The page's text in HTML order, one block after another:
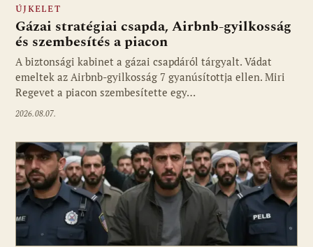
ÚJKELET
Gázai stratégiai csapda, Airbnb-gyilkosság
és szembesítés a piacon
A biztonsági kabinet a gázai csapdáról tárgyalt. Vádat
emeltek az Airbnb-gyilkosság 7 gyanúsítottja ellen. Miri
Regevet a piacon szembesítette egy…
2026.08.07.